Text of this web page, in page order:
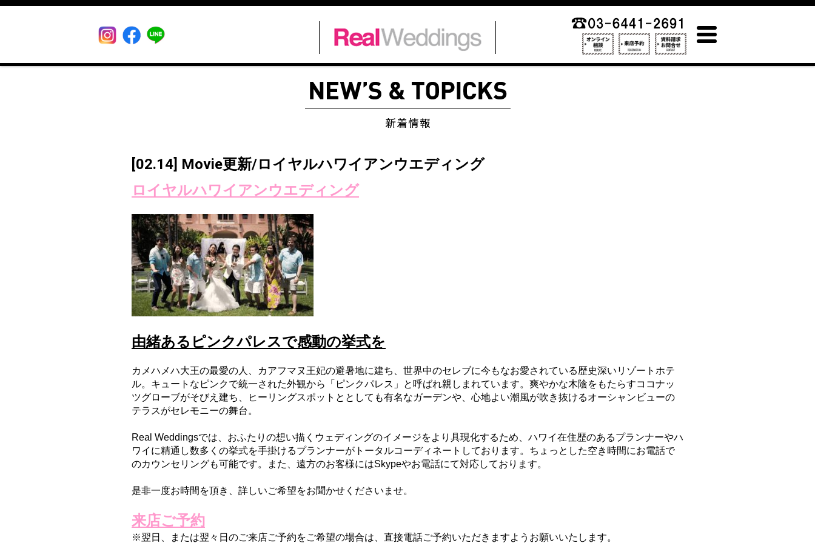
[02.14] Movie更新/ロイヤルハワイアンウエディング
ロイヤルハワイアンウエディング
由緒あるピンクパレスで感動の挙式を
カメハメハ大王の最愛の人、カアフマヌ王妃の避暑地に建ち、世界中のセレブに今もなお愛されている歴史深いリゾートホテ
ル。キュートなピンクで統一された外観から「ピンクパレス」と呼ばれ親しまれています。爽やかな木陰をもたらすココナッ
ツグローブがそびえ建ち、ヒーリングスポットととしても有名なガーデンや、心地よい潮風が吹き抜けるオーシャンビューの
テラスがセレモニーの舞台。
Real Weddingsでは、 おふたりの想い描くウェディングのイメージをより具現化するため 、ハワイ在住歴のあるプランナーやハ
ワイに精通し数多くの挙式を手掛けるプランナーがトータルコーディネートしており ます。ちょっとした空き時間にお電話で
のカウンセリングも可能です。また、遠方のお客様にはSkypeやお電話にて対応しております。
是非一度お時間を頂き、詳しいご希望をお聞かせくださいませ。
来店ご予約
※翌日、または翌々日のご来店ご予約をご希望の場合は、直接電話ご予約いただきますようお願いいたします。